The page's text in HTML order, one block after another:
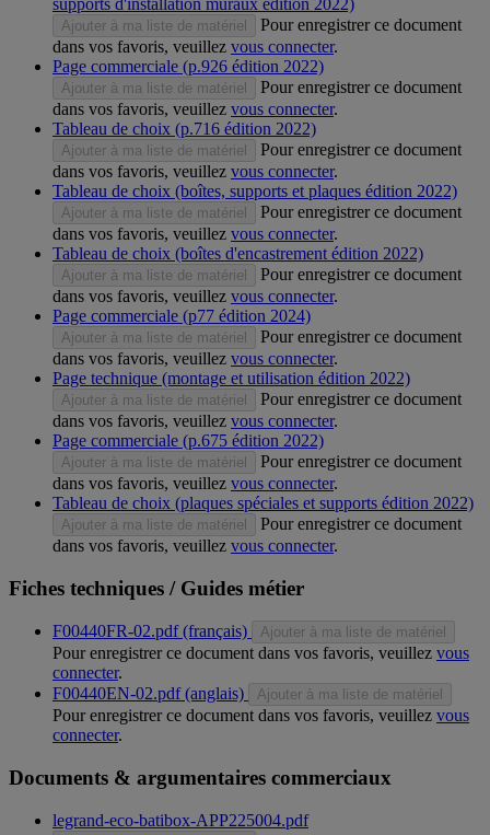
supports d'installation muraux édition 2022)
Ajouter à ma liste de matériel
Pour enregistrer ce document
dans vos favoris, veuillez vous connecter.
Page commerciale (p.926 édition 2022)
Ajouter à ma liste de matériel
Pour enregistrer ce document
dans vos favoris, veuillez vous connecter.
Tableau de choix (p.716 édition 2022)
Ajouter à ma liste de matériel
Pour enregistrer ce document
dans vos favoris, veuillez vous connecter.
Tableau de choix (boîtes, supports et plaques édition 2022)
Ajouter à ma liste de matériel
Pour enregistrer ce document
dans vos favoris, veuillez vous connecter.
Tableau de choix (boîtes d'encastrement édition 2022)
Ajouter à ma liste de matériel
Pour enregistrer ce document
dans vos favoris, veuillez vous connecter.
Page commerciale (p77 édition 2024)
Ajouter à ma liste de matériel
Pour enregistrer ce document
dans vos favoris, veuillez vous connecter.
Page technique (montage et utilisation édition 2022)
Ajouter à ma liste de matériel
Pour enregistrer ce document
dans vos favoris, veuillez vous connecter.
Page commerciale (p.675 édition 2022)
Ajouter à ma liste de matériel
Pour enregistrer ce document
dans vos favoris, veuillez vous connecter.
Tableau de choix (plaques spéciales et supports édition 2022)
Ajouter à ma liste de matériel
Pour enregistrer ce document
dans vos favoris, veuillez vous connecter.
Fiches techniques / Guides métier
F00440FR-02.pdf (français) Ajouter à ma liste de matériel
Pour enregistrer ce document dans vos favoris, veuillez vous
connecter.
F00440EN-02.pdf (anglais)
Ajouter à ma liste de matériel
Pour enregistrer ce document dans vos favoris, veuillez vous
connecter.
Documents & argumentaires commerciaux
legrand-eco-batibox-APP225004.pdf